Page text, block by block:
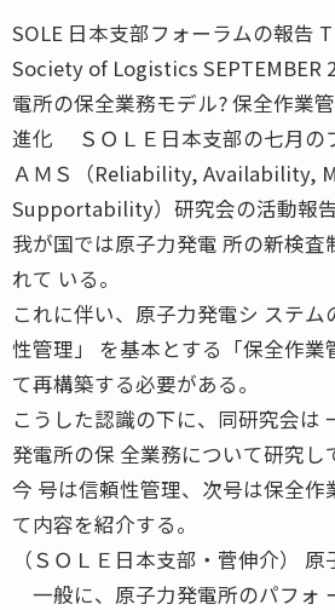
SOLE 日本支部フォーラムの報告
Society of Logistics
電所の保全業務モデル? 保全作業
進化 ＳＯＬＥ日本支部の七月の
ＡＭＳ（Reliability, Availability,
Supportability）研究会の活動報告
我が国では原子力発電 所の新検査
れて いる。
これに伴い、原子力発電シ ステ
性管理」 を基本とする「保全作業
て再構築する必要がある。
こうした認識の下に、同研究会は
発電所の保 全業務について研究し
今 号は信頼性管理、次号は保全作
て内容を紹介する。
（ＳＯＬＥ日本支部・菅伸介）
一般に、原子力発電所のパフォ